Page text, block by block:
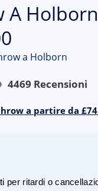
A
a Holborn
4469 Recensioni
a partire da
per ritardi o